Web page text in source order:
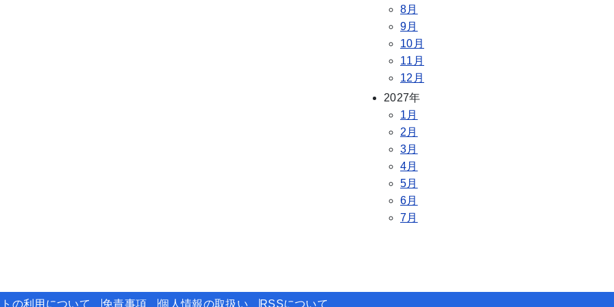
8月
9月
10月
11月
12月
2027年
1月
2月
3月
4月
5月
6月
7月
の利用について 免責事項 個人情報の取扱い RSSについて